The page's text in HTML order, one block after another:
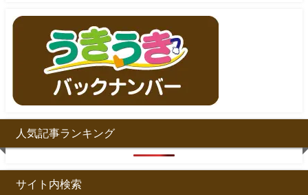
人気記事ランキング
サイト内検索